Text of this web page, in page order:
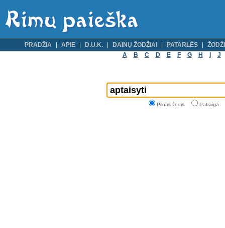
PRADŽIA APIE D.U.K. DAINŲ ŽODŽIAI PATARLĖS
A
B C D E F G H J
Pilnas žodis Pabaiga